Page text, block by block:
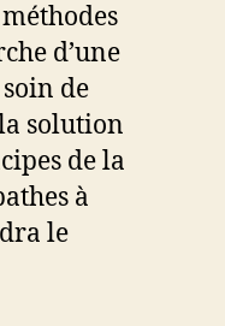
d’une
de
solution
de la
à
le